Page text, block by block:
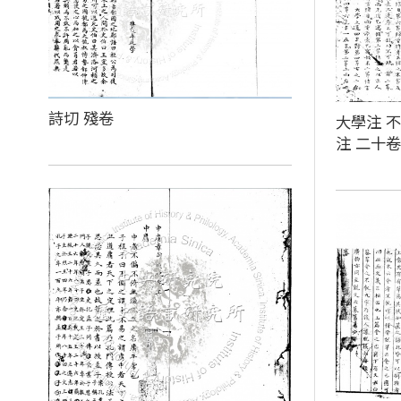
詩切 殘卷
大學注
注 二十卷